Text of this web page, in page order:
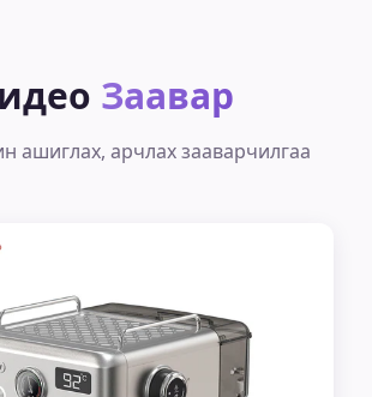
Заавар
ашиглах, арчлах зааварчилгаа